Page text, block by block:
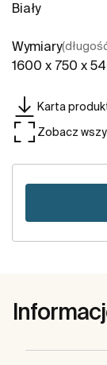
Biały
Wymiary
1600 x 750 x
Karta
Zobacz